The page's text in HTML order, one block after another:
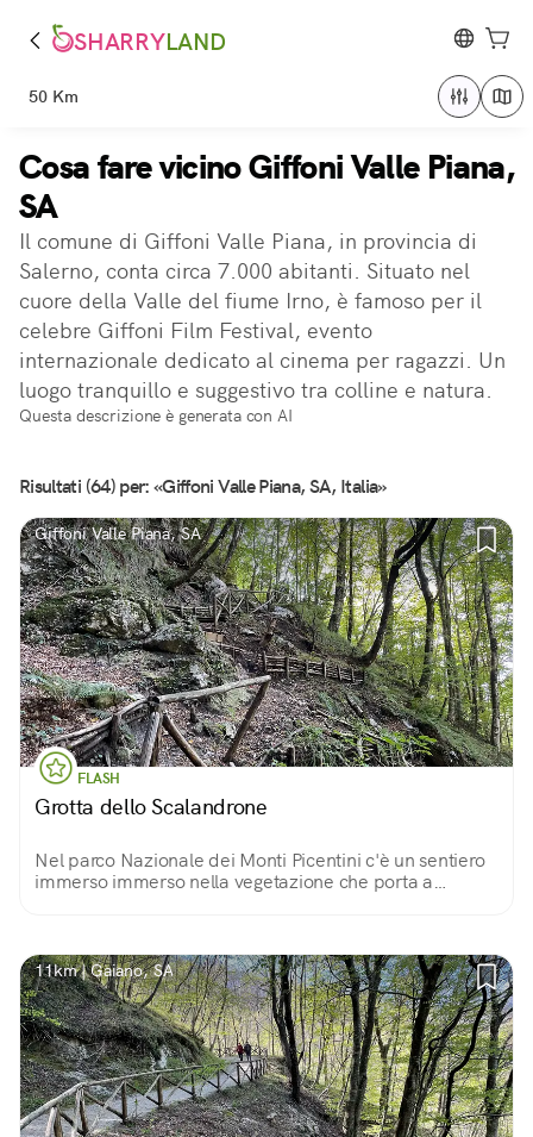
SHARRYLAND
50 Km
Cosa fare vicino Giffoni Valle Piana,
SA
Il comune di Giffoni Valle Piana, in provincia di
Salerno, conta circa 7.000 abitanti. Situato nel
cuore della Valle del fiume Irno, è famoso per il
celebre Giffoni Film Festival, evento
internazionale dedicato al cinema per ragazzi. Un
luogo tranquillo e suggestivo tra colline e natura.
Questa descrizione è generata con AI
Risultati (64) per: «Giffoni Valle Piana, SA, Italia»
Giffoni Valle Piana, SA
FLASH
Grotta dello Scalandrone
Nel parco Nazionale dei Monti Picentini c'è un sentiero
immerso immerso nella vegetazione che porta a
11km | Gaiano, SA